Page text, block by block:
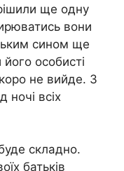
ще одну
вони
сином ще
особисті
не вийде. З
всіх
складно.
батьків